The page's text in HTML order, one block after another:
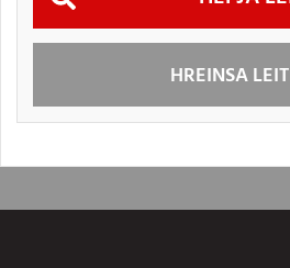
HREINSA LEIT
Hefja